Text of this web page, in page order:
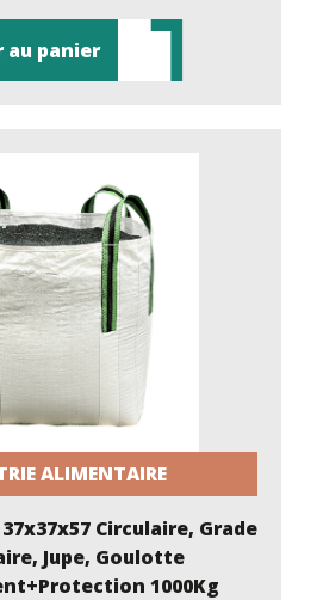
au panier
ALIMENTAIRE
37x37x57 Circulaire, Grade
Jupe, Goulotte
1000Kg